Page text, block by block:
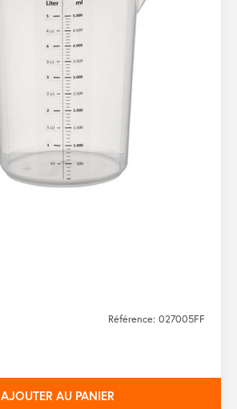
Référence: 027005FF
AJOUTER AU PANIER